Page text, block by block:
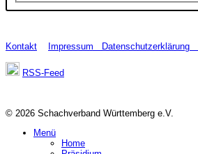
Kontakt Impressum Datenschutzerklärung
RSS-Feed
© 2026 Schachverband Württemberg e.V.
Menü
Home